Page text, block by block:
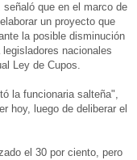
que en el marco de
un proyecto que
la posible disminución
nacionales
Ley de Cupos.
la funcionaria salteña",
hoy, luego de deliberar el
el 30 por ciento, pero